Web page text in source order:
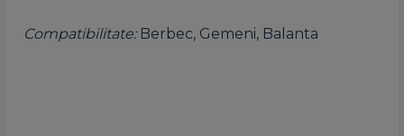
Compatibilitate: Berbec, Gemeni, Balanta